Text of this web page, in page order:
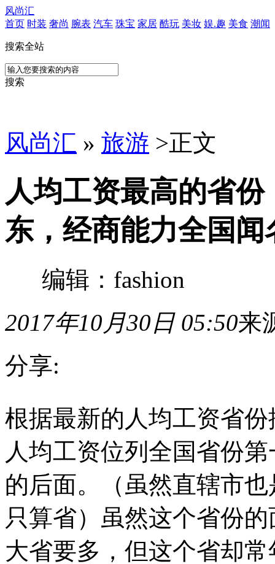
风尚汇
首页 时装 奢尚 腕表 汽车 珠宝 家居 酷玩 美妆 娱.趣 美食 潮闻
搜索全站
搜索
风尚汇 » 旅游 >正文
人均工资最高的省
东，经商能力全国闻
编辑：fashion
2017年10月30日 05:50来
分享:
据
最
的
人
均
工
省
份
行
根据最新的人均工资省
人均工资位列全国省份
的后面。（虽然直辖市
只算省）虽然这个省份
大省要多，但这个省却